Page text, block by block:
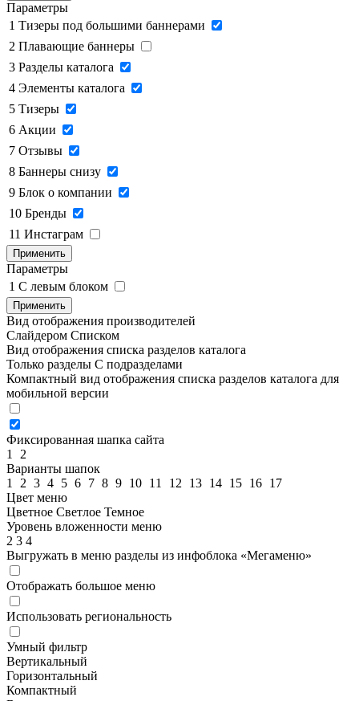
Параметры
1 Тизеры под большими баннерами
2 Плавающие баннеры
3 Разделы каталога
4 Элементы каталога
5 Тизеры
6 Акции
7 Отзывы
8 Баннеры снизу
9 Блок о компании
10 Бренды
11 Инстаграм
Применить
Параметры
1 C левым блоком
Применить
Вид отображения производителей
Слайдером Списком
Вид отображения списка разделов каталога
Только разделы С подразделами
Компактный вид отображения списка разделов каталога для
мобильной версии
Фиксированная шапка сайта
1
2
Варианты шапок
1
2 3 4 5 6 7 8 9 10 11 12 13 14 15 16 17
Цвет меню
Цветное Светлое Темное
Уровень вложенности меню
2 3 4
Выгружать в меню разделы из инфоблока «Мегаменю»
Отображать большое меню
Использовать региональность
Умный фильтр
Вертикальный
Горизонтальный
Компактный